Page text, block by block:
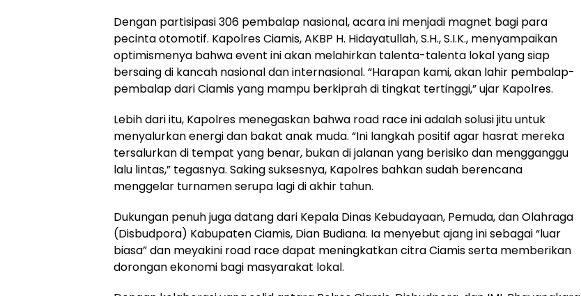
Dengan partisipasi 306 pembalap nasional, acara ini menjadi magnet bagi para
pecinta otomotif. Kapolres Ciamis, AKBP H. Hidayatullah, S.H., S.I.K., menyampaikan
optimismenya bahwa event ini akan melahirkan talenta-talenta lokal yang siap
bersaing di kancah nasional dan internasional. “Harapan kami, akan lahir pembalap-
pembalap dari Ciamis yang mampu berkiprah di tingkat tertinggi,” ujar Kapolres.
Lebih dari itu, Kapolres menegaskan bahwa road race ini adalah solusi jitu untuk
menyalurkan energi dan bakat anak muda. “Ini langkah positif agar hasrat mereka
tersalurkan di tempat yang benar, bukan di jalanan yang berisiko dan mengganggu
lalu lintas,” tegasnya. Saking suksesnya, Kapolres bahkan sudah berencana
menggelar turnamen serupa lagi di akhir tahun.
Dukungan penuh juga datang dari Kepala Dinas Kebudayaan, Pemuda, dan Olahraga
(Disbudpora) Kabupaten Ciamis, Dian Budiana. Ia menyebut ajang ini sebagai “luar
biasa” dan meyakini road race dapat meningkatkan citra Ciamis serta memberikan
dorongan ekonomi bagi masyarakat lokal.